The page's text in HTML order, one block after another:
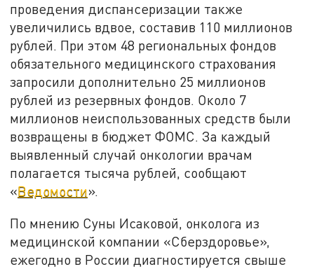
проведения диспансеризации также
увеличились вдвое, составив 110 миллионов
рублей. При этом 48 региональных фондов
обязательного медицинского страхования
запросили дополнительно 25 миллионов
рублей из резервных фондов. Около 7
миллионов неиспользованных средств были
возвращены в бюджет ФОМС. За каждый
выявленный случай онкологии врачам
полагается тысяча рублей, сообщают
«Ведомости».
По мнению Суны Исаковой, онколога из
медицинской компании «Сберздоровье»,
ежегодно в России диагностируется свыше